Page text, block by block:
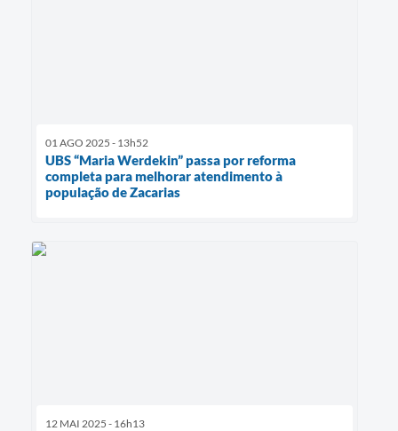
01 AGO 2025 - 13h52
UBS “Maria Werdekin” passa por reforma
completa para melhorar atendimento à
população de Zacarias
12 MAI 2025 - 16h13